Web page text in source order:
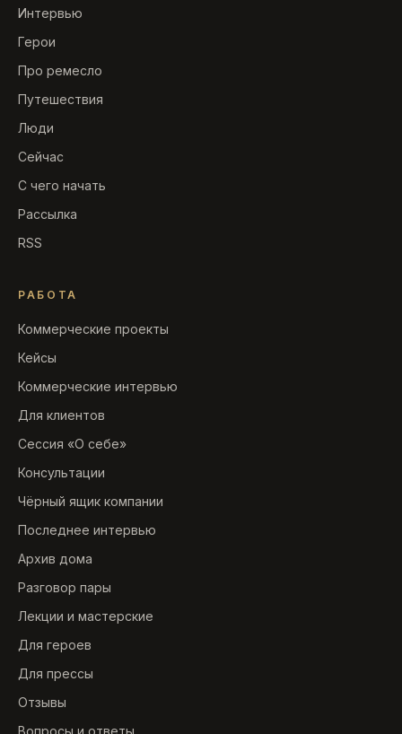
Интервью
Герои
Про ремесло
Путешествия
Люди
Сейчас
С чего начать
Рассылка
RSS
РАБОТА
Коммерческие проекты
Кейсы
Коммерческие интервью
Для клиентов
Сессия «О себе»
Консультации
Чёрный ящик компании
Последнее интервью
Архив дома
Разговор пары
Лекции и мастерские
Для героев
Для прессы
Отзывы
Вопросы и ответы